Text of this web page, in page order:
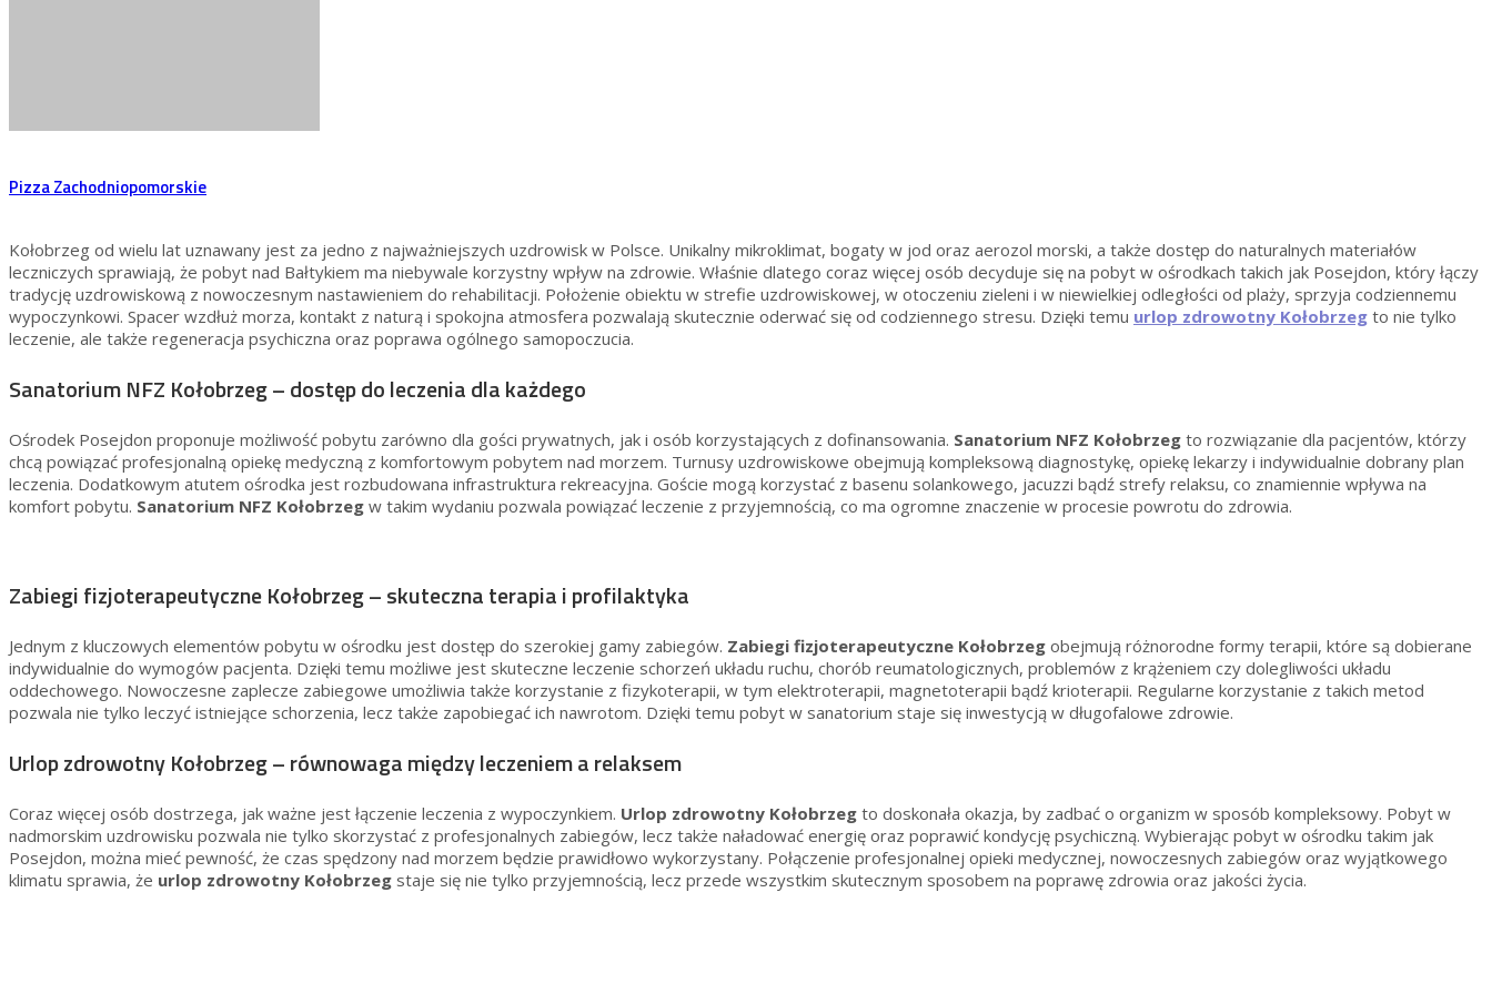
Pizza Zachodniopomorskie
Kołobrzeg od wielu lat uznawany jest za jedno z najważniejszych uzdrowisk w Polsce. Unikalny mikroklimat, bogaty w jod oraz aerozol morski, a także dostęp do naturalnych materiałów
leczniczych sprawiają, że pobyt nad Bałtykiem ma niebywale korzystny wpływ na zdrowie. Właśnie dlatego coraz więcej osób decyduje się na pobyt w ośrodkach takich jak Posejdon, który łączy
tradycję uzdrowiskową z nowoczesnym nastawieniem do rehabilitacji. Położenie obiektu w strefie uzdrowiskowej, w otoczeniu zieleni i w niewielkiej odległości od plaży, sprzyja codziennemu
wypoczynkowi. Spacer wzdłuż morza, kontakt z naturą i spokojna atmosfera pozwalają skutecznie oderwać się od codziennego stresu. Dzięki temu urlop zdrowotny Kołobrzeg to nie tylko
leczenie, ale także regeneracja psychiczna oraz poprawa ogólnego samopoczucia.
Sanatorium NFZ Kołobrzeg – dostęp do leczenia dla każdego
Ośrodek Posejdon proponuje możliwość pobytu zarówno dla gości prywatnych, jak i osób korzystających z dofinansowania. Sanatorium NFZ Kołobrzeg to rozwiązanie dla pacjentów, którzy
chcą powiązać profesjonalną opiekę medyczną z komfortowym pobytem nad morzem. Turnusy uzdrowiskowe obejmują kompleksową diagnostykę, opiekę lekarzy i indywidualnie dobrany plan
leczenia. Dodatkowym atutem ośrodka jest rozbudowana infrastruktura rekreacyjna. Goście mogą korzystać z basenu solankowego, jacuzzi bądź strefy relaksu, co znamiennie wpływa na
komfort pobytu. Sanatorium NFZ Kołobrzeg w takim wydaniu pozwala powiązać leczenie z przyjemnością, co ma ogromne znaczenie w procesie powrotu do zdrowia.
Zabiegi fizjoterapeutyczne Kołobrzeg – skuteczna terapia i profilaktyka
Jednym z kluczowych elementów pobytu w ośrodku jest dostęp do szerokiej gamy zabiegów. Zabiegi fizjoterapeutyczne Kołobrzeg obejmują różnorodne formy terapii, które są dobierane
indywidualnie do wymogów pacjenta. Dzięki temu możliwe jest skuteczne leczenie schorzeń układu ruchu, chorób reumatologicznych, problemów z krążeniem czy dolegliwości układu
oddechowego. Nowoczesne zaplecze zabiegowe umożliwia także korzystanie z fizykoterapii, w tym elektroterapii, magnetoterapii bądź krioterapii. Regularne korzystanie z takich metod
pozwala nie tylko leczyć istniejące schorzenia, lecz także zapobiegać ich nawrotom. Dzięki temu pobyt w sanatorium staje się inwestycją w długofalowe zdrowie.
Urlop zdrowotny Kołobrzeg – równowaga między leczeniem a relaksem
Coraz więcej osób dostrzega, jak ważne jest łączenie leczenia z wypoczynkiem. Urlop zdrowotny Kołobrzeg to doskonała okazja, by zadbać o organizm w sposób kompleksowy. Pobyt w
nadmorskim uzdrowisku pozwala nie tylko skorzystać z profesjonalnych zabiegów, lecz także naładować energię oraz poprawić kondycję psychiczną. Wybierając pobyt w ośrodku takim jak
Posejdon, można mieć pewność, że czas spędzony nad morzem będzie prawidłowo wykorzystany. Połączenie profesjonalnej opieki medycznej, nowoczesnych zabiegów oraz wyjątkowego
klimatu sprawia, że urlop zdrowotny Kołobrzeg staje się nie tylko przyjemnością, lecz przede wszystkim skutecznym sposobem na poprawę zdrowia oraz jakości życia.